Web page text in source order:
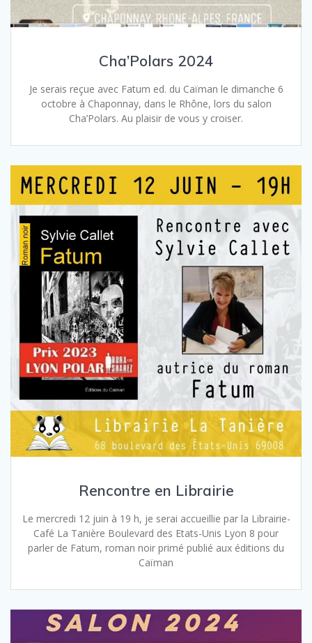
Cha’Polars 2024
Je serais reçue avec Fatum ed. du Caïman le dimanche 6
octobre à Chaponnay, dans le Rhône, lors du salon
Cha’Polars. Au plaisir de vous y croiser.
Rencontre en Librairie
Le mercredi 12 juin à 19 h, je serai accueillie par la Librairie-
Café La Tanière Boulevard des Etats-Unis Lyon 8 pour
parler de Fatum, roman noir primé publié aux éditions du
Caïman